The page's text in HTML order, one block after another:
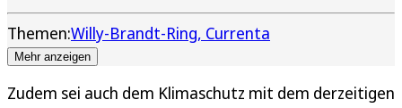
Themen:Willy-Brandt-Ring Currenta
Mehr anzeigen
Zudem sei auch dem Klimaschutz mit dem derzeitigen